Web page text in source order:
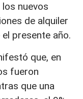
nuevos
de alquiler
presente año.
que, en
fueron
que una